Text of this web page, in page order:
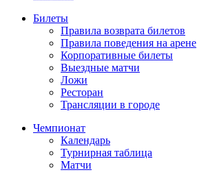
Билеты
Правила возврата билетов
Правила поведения на арене
Корпоративные билеты
Выездные матчи
Ложи
Ресторан
Трансляции в городе
Чемпионат
Календарь
Турнирная таблица
Матчи